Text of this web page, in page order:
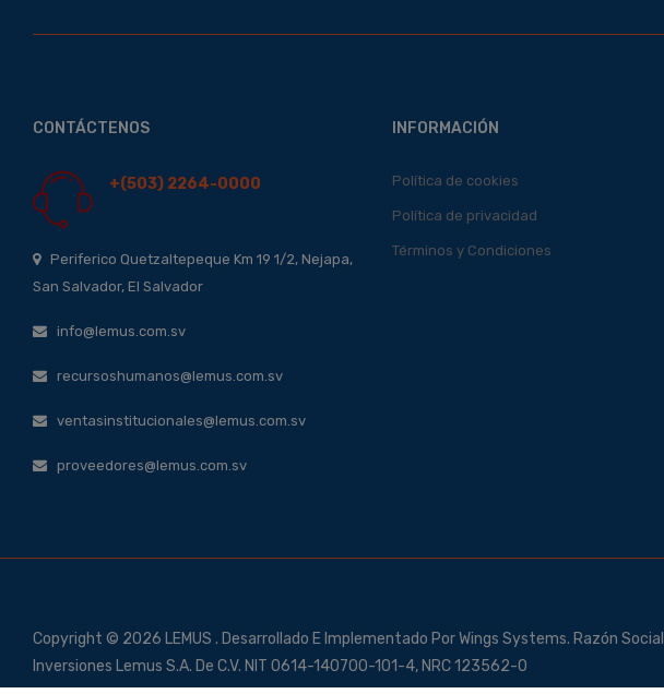
CONTÁCTENOS
+(503) 2264-0000
Periferico Quetzaltepeque Km 19 1/2, Nejapa,
San Salvador, El Salvador
info@lemus.com.sv
recursoshumanos@lemus.com.sv
ventasinstitucionales@lemus.com.sv
proveedores@lemus.com.sv
INFORMACIÓN
Política de cookies
Política de privacidad
Términos y Condiciones
Copyright © 2026 LEMUS . Desarrollado E Implementado Por Wings Systems. Razón Social
Inversiones Lemus S.A. De C.V. NIT 0614-140700-101-4, NRC 123562-0